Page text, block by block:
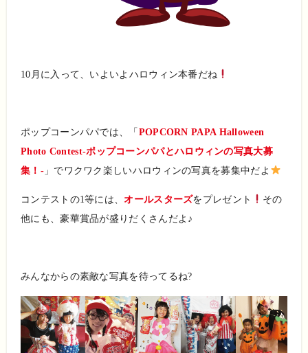
10月に入って、いよいよハロウィン本番だね
ポップコーンパパでは、「 POPCORN PAPA Halloween
Photo Contest-ポップコーンパパとハロウィンの写真大募
集！-」でワクワク楽しいハロウィンの写真を募集中だよ
コンテストの1等には、オールスターズをプレゼント
その
他にも、豪華賞品が盛りだくさんだよ♪
みんなからの素敵な写真を待ってるね?